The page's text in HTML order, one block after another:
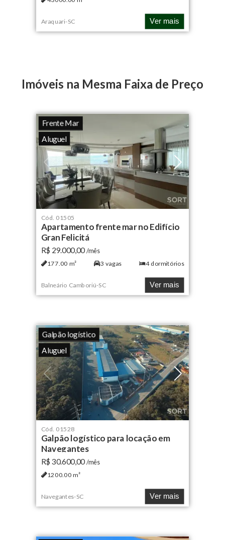
Araquari-SC Ver mais
Imóveis na Mesma Faixa de Preço
Frente Mar
Aluguel
Cód. 01505
Apartamento frente mar no Edifício
Gran Felicitá
R$ 29.000,00/mês
177.00 m² 3 vagas 4dormitórios
Balneário Camboriú-SC Ver mais
Galpão logístico
Aluguel
Cód. 01528
Galpão logístico para locação em
Navegantes
R$ 30.600,00/mês
1200.00m²
Navegantes-SC Ver mais